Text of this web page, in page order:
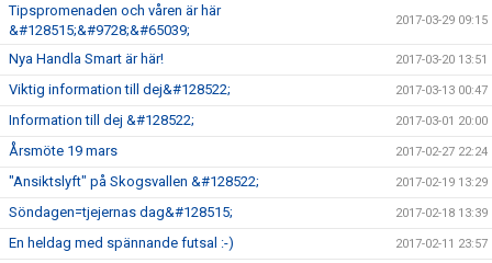
Tipspromenaden och våren är här
&#128515;&#9728;&#65039;
2017-03-29 09:15
Nya Handla Smart är här! 2017-03-20 13:51
Viktig information till dej&#128522; 2017-03-13 00:47
Information till dej &#128522; 2017-03-01 20:00
Årsmöte 19 mars 2017-02-27 22:24
"Ansiktslyft" på Skogsvallen &#128522; 2017-02-19 13:29
Söndagen=tjejernas dag&#128515; 2017-02-18 13:39
En heldag med spännande futsal :-) 2017-02-11 23:57